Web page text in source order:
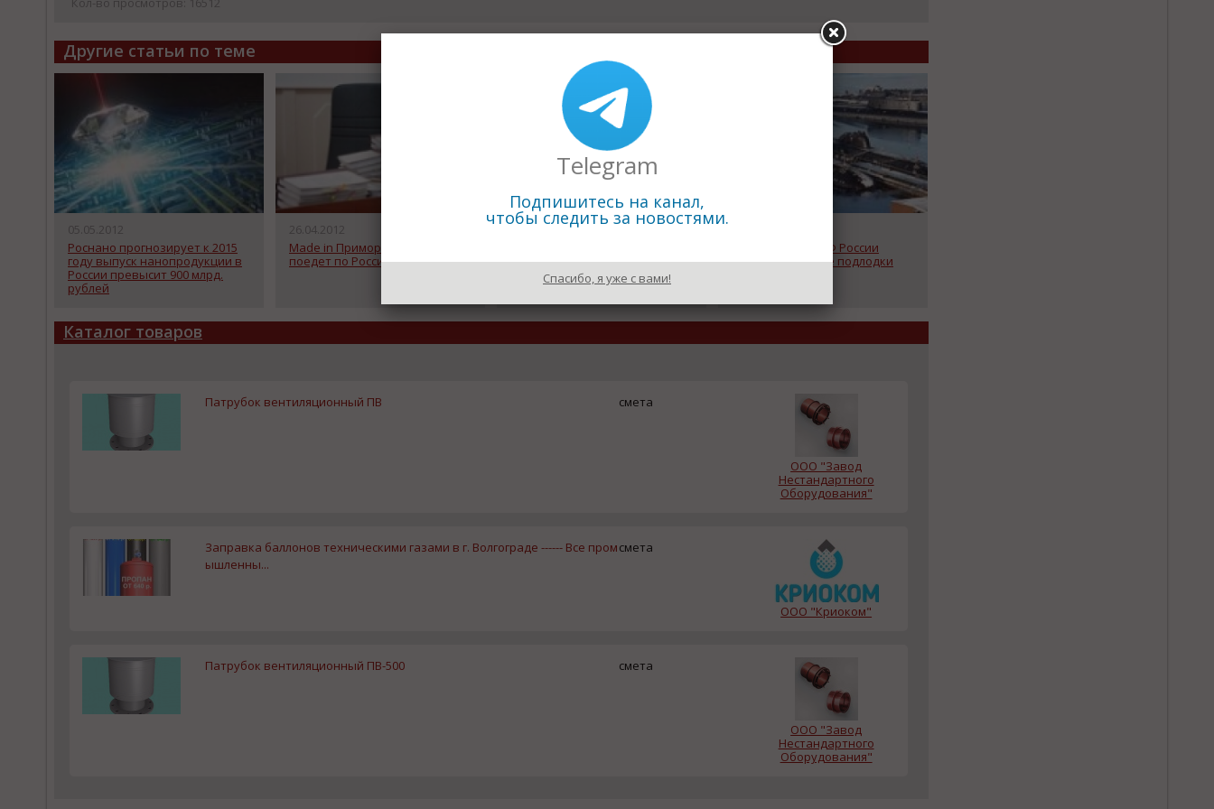
Другие статьи по теме
05.05.2012
Роснано прогнозирует к 2015
году выпуск нанопродукции в
России превысит 900 млрд.
рублей
26.04.2012
Made in Приморье Mazda
поедет по России
21.03.2012
операторов обеспечить
сотовой связью все
федеральные трассы России
В этом году у ВМФ России
появится 3 новые подлодки
Каталог товаров
Патрубок вентиляционный ПВ смета
ООО "Завод
Нестандартного
Оборудования"
Заправка баллонов техническими газами в г. Волгограде ------ Все пром
ышленны...
смета
ООО "Криоком"
Патрубок вентиляционный ПВ-500 смета
ООО "Завод
Нестандартного
Оборудования"
Telegram
Подпишитесь на канал,
чтобы следить за новостями.
Спасибо, я уже с вами!